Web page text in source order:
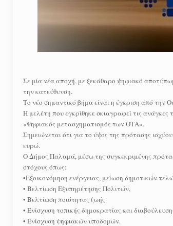
Σε μία νέα αποχή, με ξεκάθαρο ψηφιακό
την κατεύθυνση.
Το νέο σημαντικό βήμα είναι η έγκριση από την
Η μελέτη που εγκρίθηκε σκιαγραφεί τις ανάγκες
«Ψηφιακός μετασχηματισμός των ΟΤΑ».
Σημειώνεται ότι για το ύψος της πρότασης
ευρώ.
Ο Δήμος Παλαμά, μέσω της συγκεκριμένης
στόχους όπως:
•Εξοικονόμηση ενέργειας, μείωση δημοτικών
• Βελτίωση Εξυπηρέτησης Πολιτών,
• Βελτίωση ποιότητας ζωής
• Ενίσχυση τοπικής δημοκρατίας και
• Ενίσχυση ψηφιακών υποδομών.